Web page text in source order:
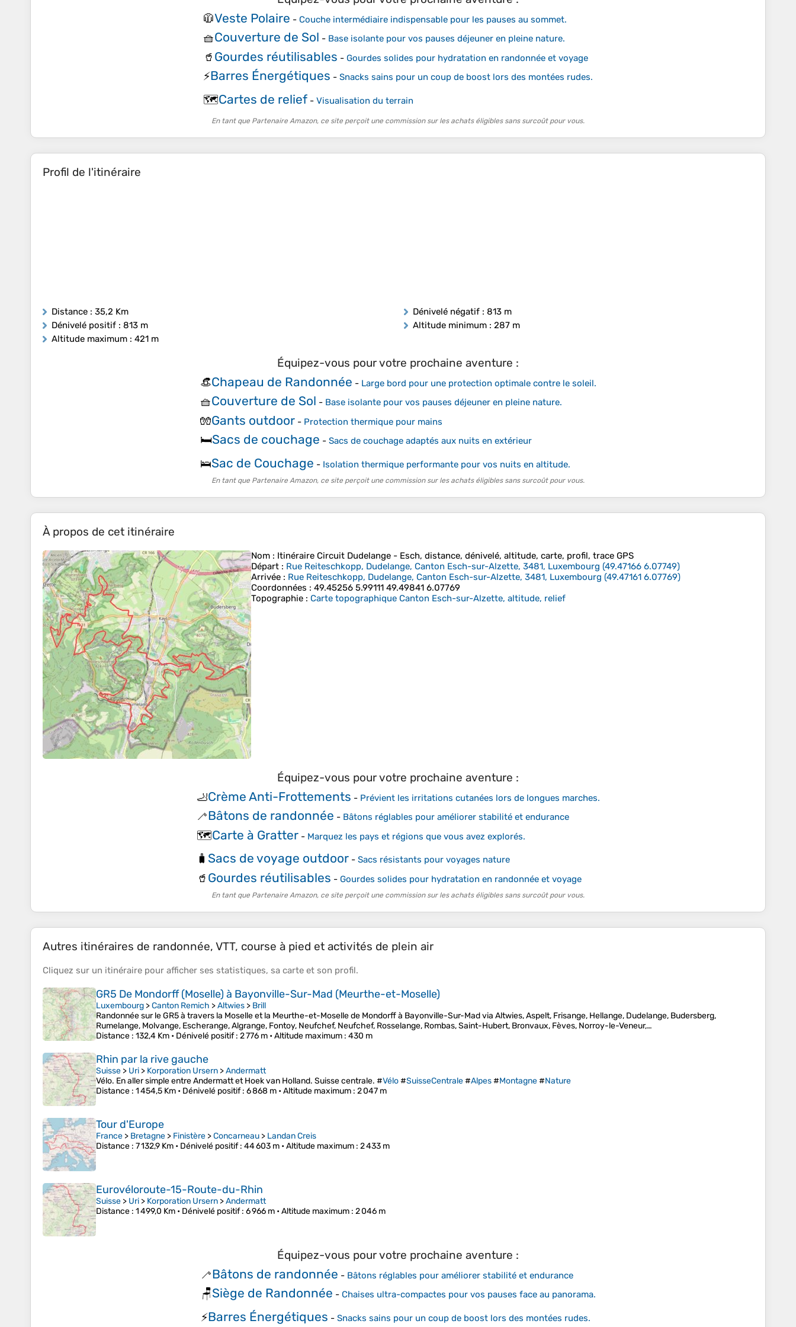
🧥Veste Polaire - Couche intermédiaire indispensable pour les pauses au sommet.
🧺Couverture de Sol - Base isolante pour vos pauses déjeuner en pleine nature.
🥤 Gourdes réutilisables - Gourdes solides pour hydratation en randonnée et voyage
⚡Barres Énergétiques - Snacks sains pour un coup de boost lors des montées rudes.
🗺️Cartes de relief - Visualisation du terrain
En tant que Partenaire Amazon, ce site perçoit une commission sur les achats éligibles sans surcoût pour vous.
Profil de l'itinéraire
Distance : 35,2 Km
Dénivelé positif : 813 m
Altitude maximum : 421 m
Dénivelé négatif : 813 m
Altitude minimum : 287 m
Équipez-vous pour votre prochaine aventure :
👒Chapeau de Randonnée - Large bord pour une protection optimale contre le soleil.
🧺Couverture de Sol - Base isolante pour vos pauses déjeuner en pleine nature.
🧤Gants outdoor- Protection thermique pour mains
🛏️Sacs de couchage - Sacs de couchage adaptés aux nuits en extérieur
🛌Sac de Couchage - Isolation thermique performante pour vos nuits en altitude.
En tant que Partenaire Amazon, ce site perçoit une commission sur les achats éligibles sans surcoût pour vous.
À propos de cet itinéraire
Nom : Itinéraire Circuit Dudelange - Esch, distance, dénivelé, altitude, carte, profil, trace GPS
Départ : Rue Reiteschkopp, Dudelange, Canton Esch-sur-Alzette, 3481, Luxembourg (49.47166 6.07749)
Arrivée : Rue Reiteschkopp, Dudelange, Canton Esch-sur-Alzette, 3481, Luxembourg (49.47161 6.07769)
Coordonnées : 49.45256 5.99111 49.49841 6.07769
Topographie : Carte topographique Canton Esch-sur-Alzette, altitude, relief
Équipez-vous pour votre prochaine aventure :
🦶Crème Anti-Frottements - Prévient les irritations cutanées lors de longues marches.
🦯Bâtons de randonnée - Bâtons réglables pour améliorer stabilité et endurance
🗺️Carte à Gratter- Marquez les pays et régions que vous avez explorés.
🧳 Sacs de voyage outdoor- Sacs résistants pour voyages nature
🥤 Gourdes réutilisables - Gourdes solides pour hydratation en randonnée et voyage
En tant que Partenaire Amazon, ce site perçoit une commission sur les achats éligibles sans surcoût pour vous.
Autres itinéraires de randonnée, VTT, course à pied et activités de plein air
Cliquez sur un itinéraire pour afficher ses statistiques, sa carte et son profil.
GR5 De Mondorff (Moselle) à Bayonville-Sur-Mad (Meurthe-et-Moselle)
Luxembourg >Canton Remich >Altwies > Brill
Randonnée sur le GR5 à travers la Moselle et la Meurthe-et-Moselle de Mondorff à Bayonville-Sur-Mad via Altwies, Aspelt, Frisange, Hellange, Dudelange, Budersberg,
Rumelange, Molvange, Escherange, Algrange, Fontoy, Neufchef, Neufchef, Rosselange, Rombas, Saint-Hubert, Bronvaux, Fèves, Norroy-le-Veneur,…
Distance : 132,4 Km • Dénivelé positif: 2 776 m •Altitude maximum : 430 m
Rhin par la rive gauche
Suisse > Uri > Korporation Ursern >Andermatt
Vélo. En aller simple entre Andermatt et Hoek van Holland. Suisse centrale. #Vélo#SuisseCentrale#Alpes#Montagne#Nature
Distance : 1 454,5 Km • Dénivelé positif: 6 868 m •Altitude maximum : 2 047 m
Tour d'Europe
France > Bretagne > Finistère >Concarneau > Landan Creis
Distance : 7 132,9 Km • Dénivelé positif: 44 603 m •Altitude maximum : 2 433 m
Eurovéloroute-15-Route-du-Rhin
Suisse > Uri > Korporation Ursern >Andermatt
Distance : 1 499,0 Km • Dénivelé positif: 6 966 m •Altitude maximum : 2 046 m
Équipez-vous pour votre prochaine aventure :
🦯Bâtons de randonnée - Bâtons réglables pour améliorer stabilité et endurance
🪑Siège de Randonnée - Chaises ultra-compactes pour vos pauses face au panorama.
⚡Barres Énergétiques - Snacks sains pour un coup de boost lors des montées rudes.